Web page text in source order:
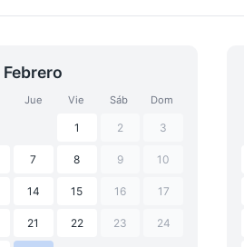
Febrero
Jue Vie Sáb Dom
1 2 3
7 8 9 10
14 15 16 17
21 22 23 24